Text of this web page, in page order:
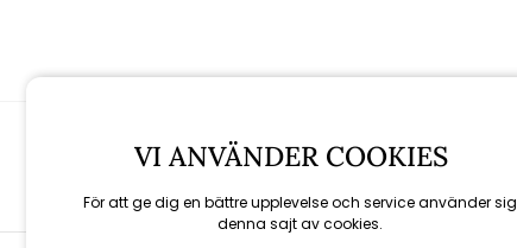
VI ANVÄNDER COOKIES
För att ge dig en bättre upplevelse och service använder sig
denna sajt av cookies.